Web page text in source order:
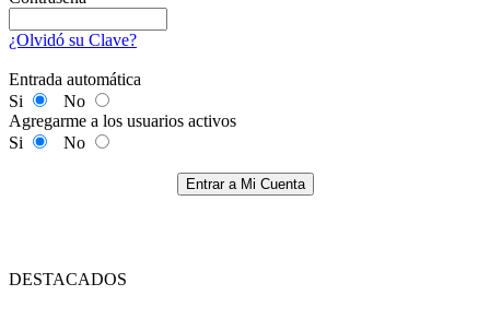
¿Olvidó su Clave?
Entrada automática
Si
No
Agregarme a los usuarios activos
Si
No
Entrar a Mi Cuenta
DESTACADOS